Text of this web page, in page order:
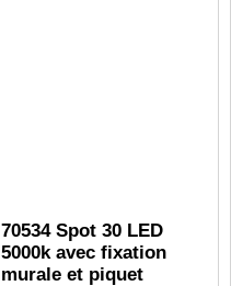
70534 Spot 30 LED
5000k avec fixation
murale et piquet